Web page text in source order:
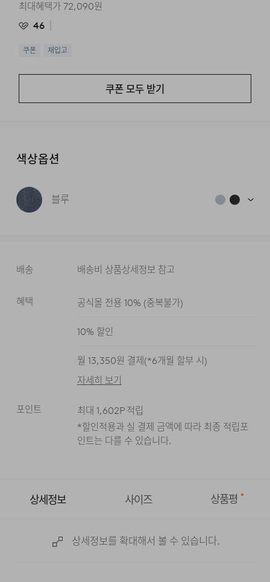
최대혜택가72,090원
46
쿠폰 재입고
쿠폰 모두 받기
색상옵션
블루
라이트 블루
배송 배송비 상품상세정보 참고
혜택 공식몰 전용 10%(중복불가)
10% 할인
월 13,350원 결제(*6개월 할부 시)
자세히 보기
포인트 최대 1,602P 적립
*할인적용과 실 결제 금액에 따라 최종 적립포
인트는 다를 수 있습니다.
상세정보 사이즈 상품평
상세정보를 확대해서 볼 수 있습니다.